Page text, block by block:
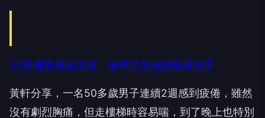
50多歲男連續疲倦 檢查竟是冠狀動脈阻塞
黃軒分享，一名50多歲男子連續2週感到疲倦，雖然
沒有劇烈胸痛，但走樓梯時容易喘，到了晚上也特別